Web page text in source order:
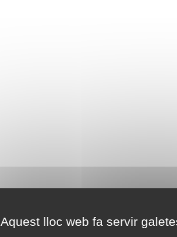
Aquest lloc web fa servir